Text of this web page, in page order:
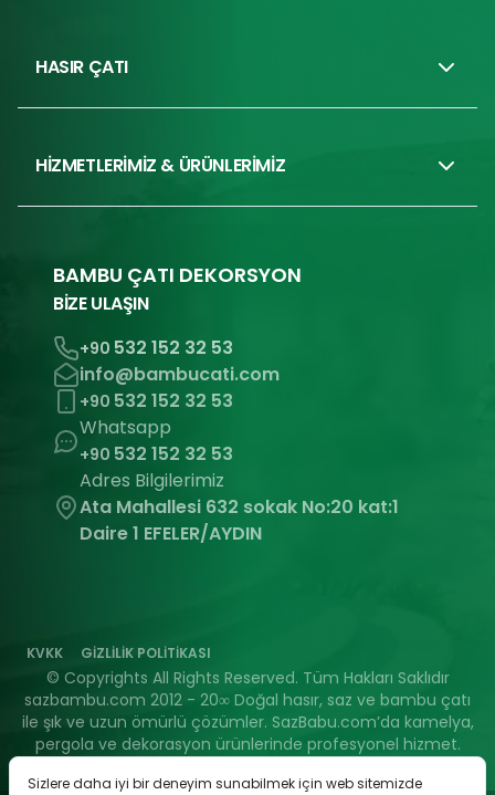
HASIR ÇATI
HİZMETLERİMİZ & ÜRÜNLERİMİZ
BAMBU ÇATI DEKORSYON
BİZE ULAŞIN
+90 532 152 32 53
info@bambucati.com
+90 532 152 32 53
Whatsapp
+90 532 152 32 53
Adres Bilgilerimiz
Ata Mahallesi 632 sokak No:20 kat:1
Daire 1 EFELER/AYDIN
© Copyrights All Rights Reserved. Tüm Hakları Saklıdır
sazbambu.com 2012 - 20∞ Doğal hasır, saz ve bambu çatı
ile şık ve uzun ömürlü çözümler. SazBabu.com’da kamelya,
pergola ve dekorasyon ürünlerinde profesyonel hizmet.
KVKK GİZLİLİK POLİTİKASI
Sizlere daha iyi bir deneyim sunabilmek için web sitemizde